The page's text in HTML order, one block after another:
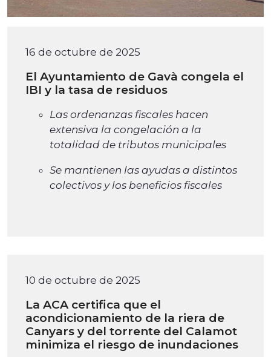
16 de octubre de 2025
El Ayuntamiento de Gavà congela el
IBI y la tasa de residuos
Las ordenanzas fiscales hacen
extensiva la congelación a la
totalidad de tributos municipales
Se mantienen las ayudas a distintos
colectivos y los beneficios fiscales
10 de octubre de 2025
La ACA certifica que el
acondicionamiento de la riera de
Canyars y del torrente del Calamot
minimiza el riesgo de inundaciones